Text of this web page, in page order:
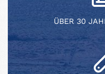
ÜBER 30